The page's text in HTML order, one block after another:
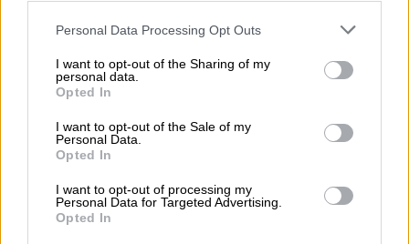
Please note that this website/app uses one or more Google
not limited to your visit or usage behaviour. You may click to
grant or deny consent to Google and its third-party tags to
use your data for below specified purposes in below Google
consent section.
Personal Data Processing Opt Outs
I want to opt-out of the Sharing of my
personal data.
Opted In
I want to opt-out of the Sale of my
Personal Data.
Opted In
I want to opt-out of processing my
Personal Data for Targeted Advertising.
Opted In
από τώρα και στο εξής θα πρέπει να
δίνονται, αυτόματα, τόσο το επώνυμο του
πατέρα όσο και της μητέρας τους.
Οι δικαστές του Πέζαρο, μάλιστα,
αναφέρθηκαν ευθέως στην
ετυμηγορίατου
Συνταγματικού Δικαστηρίου της Ρώμης.
ΔΙΑΒΑΣΤΕ ΕΠΙΣΗΣ